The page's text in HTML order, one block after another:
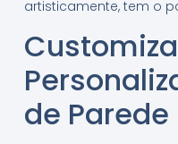
artisticamente, tem o
de Parede